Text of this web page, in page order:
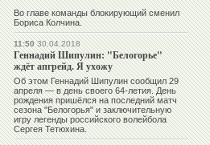
Во главе команды блокирующий сменил
Бориса Колчина.
11:5030.04.2018
Геннадий Шипулин: "Белогорье"
ждёт апгрейд. Я ухожу
Об этом Геннадий Шипулин сообщил 29
апреля — в день своего 64-летия. День
рождения пришёлся на последний матч
сезона "Белогорья" и заключительную
игру легенды российского волейбола
Сергея Тетюхина.